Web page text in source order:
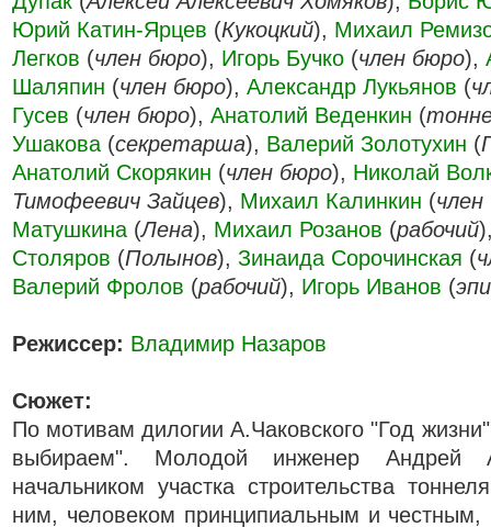
Юрий Катин-Ярцев (Кукоцкий), Михаил
Легков (член бюро), Игорь Бучко (член бюро),
Шаляпин (член бюро), Александр Лукьянов (
Гусев (член бюро), Анатолий Веденкин (
Ушакова (секретарша), Валерий Золотухин (
Анатолий Скорякин (член бюро), Николай
Тимофеевич Зайцев), Михаил Калинкин (
Матушкина (Лена), Михаил Розанов (рабочий
Столяров (Полынов), Зинаида Сорочинская (
Валерий Фролов (рабочий), Игорь Иванов (
Режиссер: Владимир Назаров
Сюжет:
По мотивам дилогии А.Чаковского "Год
выбираем". Молодой инженер Андрей
начальником участка строительства
ним, человеком принципиальным и честным,